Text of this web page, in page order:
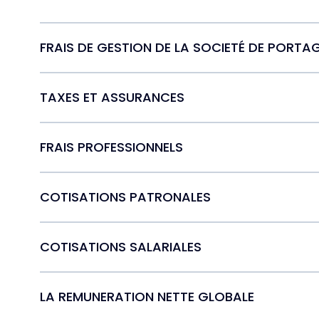
FRAIS DE GESTION DE LA SOCIETÉ DE
TAXES ET ASSURANCES
FRAIS PROFESSIONNELS
COTISATIONS PATRONALES
COTISATIONS SALARIALES
LA REMUNERATION NETTE GLOBALE